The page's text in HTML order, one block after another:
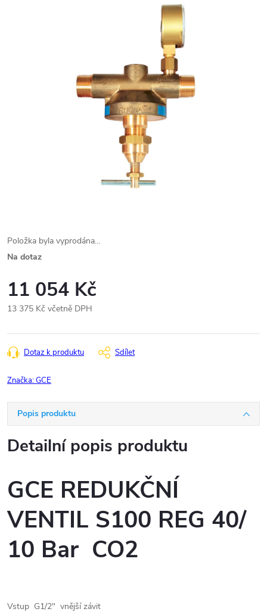
Položka byla vyprodána…
Na dotaz
11 054 Kč
13 375 Kč včetně DPH
cena:
Dotaz k produktu Sdílet
Značka:GCE
Popis produktu
Detailní popis produktu
GCE REDUKČNÍ
VENTIL S100 REG 40/
10 Bar CO2
Vstup G1/2" vnější závit